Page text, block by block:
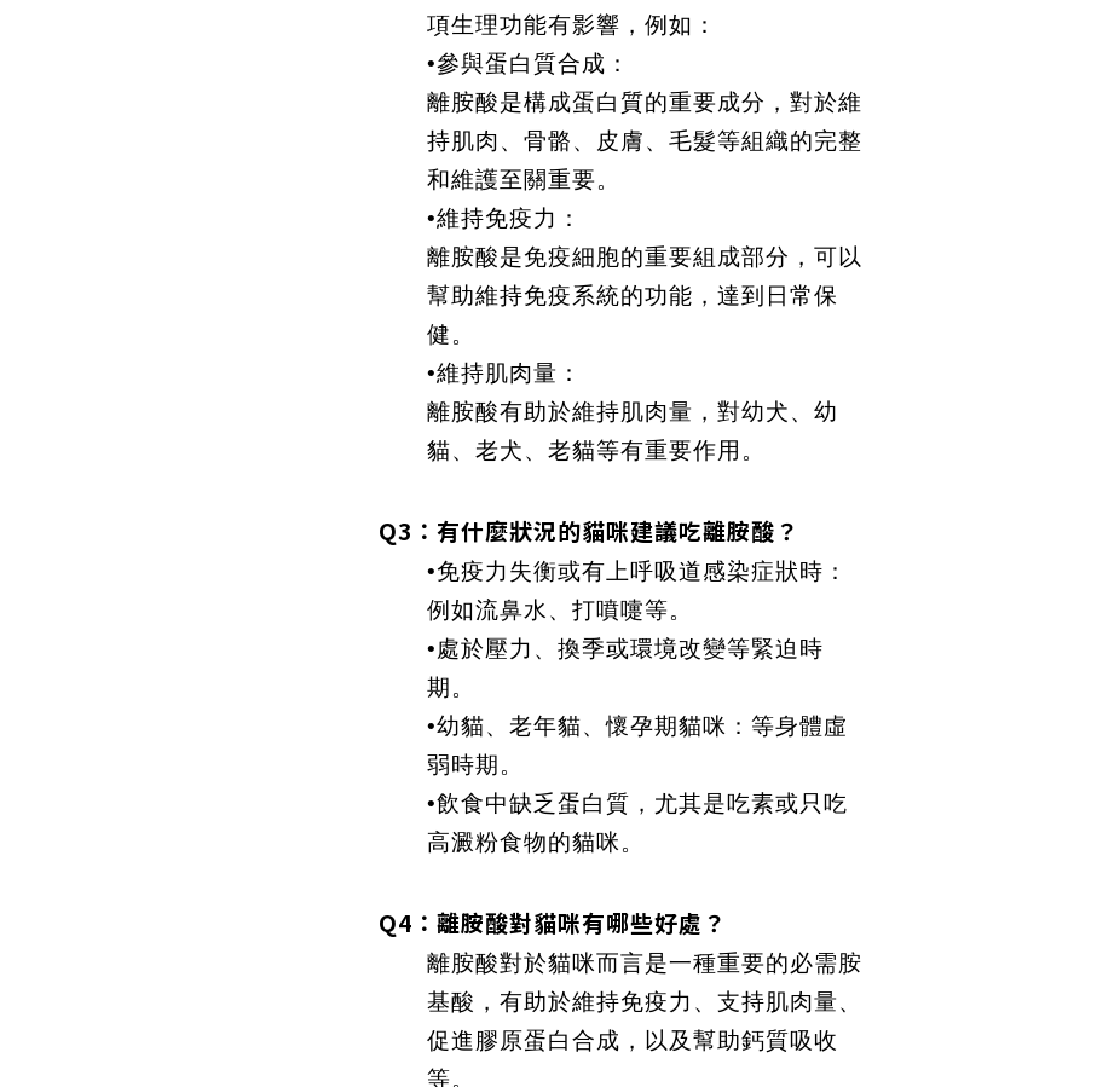
項生理功能有影響，例如：
•參與蛋白質合成：
離胺酸是構成蛋白質的重要成分，對於維
持肌肉、骨骼、皮膚、毛髮等組織的完整
和維護至關重要。
•維持免疫力：
離胺酸是免疫細胞的重要組成部分，可以
幫助維持免疫系統的功能，達到日常保
健。
•維持肌肉量：
離胺酸有助於維持肌肉量，對幼犬、幼
貓、老犬、老貓等有重要作用。
Q3：有什麼狀況的貓咪建議吃離胺酸？
•免疫力失衡或有上呼吸道感染症狀時：
例如流鼻水、打噴嚏等。
•處於壓力、換季或環境改變等緊迫時
期。
•幼貓、老年貓、懷孕期貓咪：等身體虛
弱時期。
•飲食中缺乏蛋白質，尤其是吃素或只吃
高澱粉食物的貓咪。
Q4：離胺酸對貓咪有哪些好處？
離胺酸對於貓咪而言是一種重要的必需胺
基酸，有助於維持免疫力、支持肌肉量、
促進膠原蛋白合成，以及幫助鈣質吸收
等。